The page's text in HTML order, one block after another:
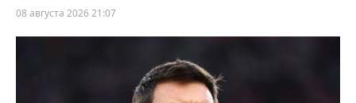
08 августа 2026 21:07